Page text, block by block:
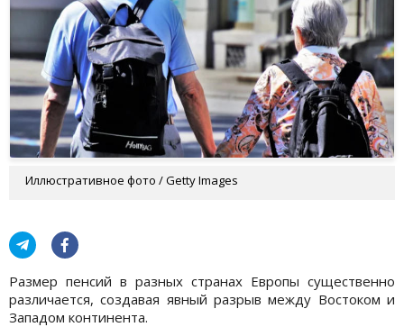
Иллюстративное фото / Getty Images
Размер пенсий в разных странах Европы существенно
различается, создавая явный разрыв между Востоком и
Западом континента.